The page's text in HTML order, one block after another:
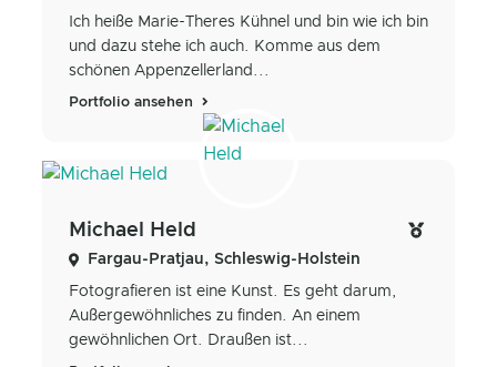
Ich heiße Marie-Theres Kühnel und bin wie ich bin
und dazu stehe ich auch. Komme aus dem
schönen Appenzellerland...
Portfolio ansehen
Michael Held
Fargau-Pratjau, Schleswig-Holstein
Fotografieren ist eine Kunst. Es geht darum,
Außergewöhnliches zu finden. An einem
gewöhnlichen Ort. Draußen ist...